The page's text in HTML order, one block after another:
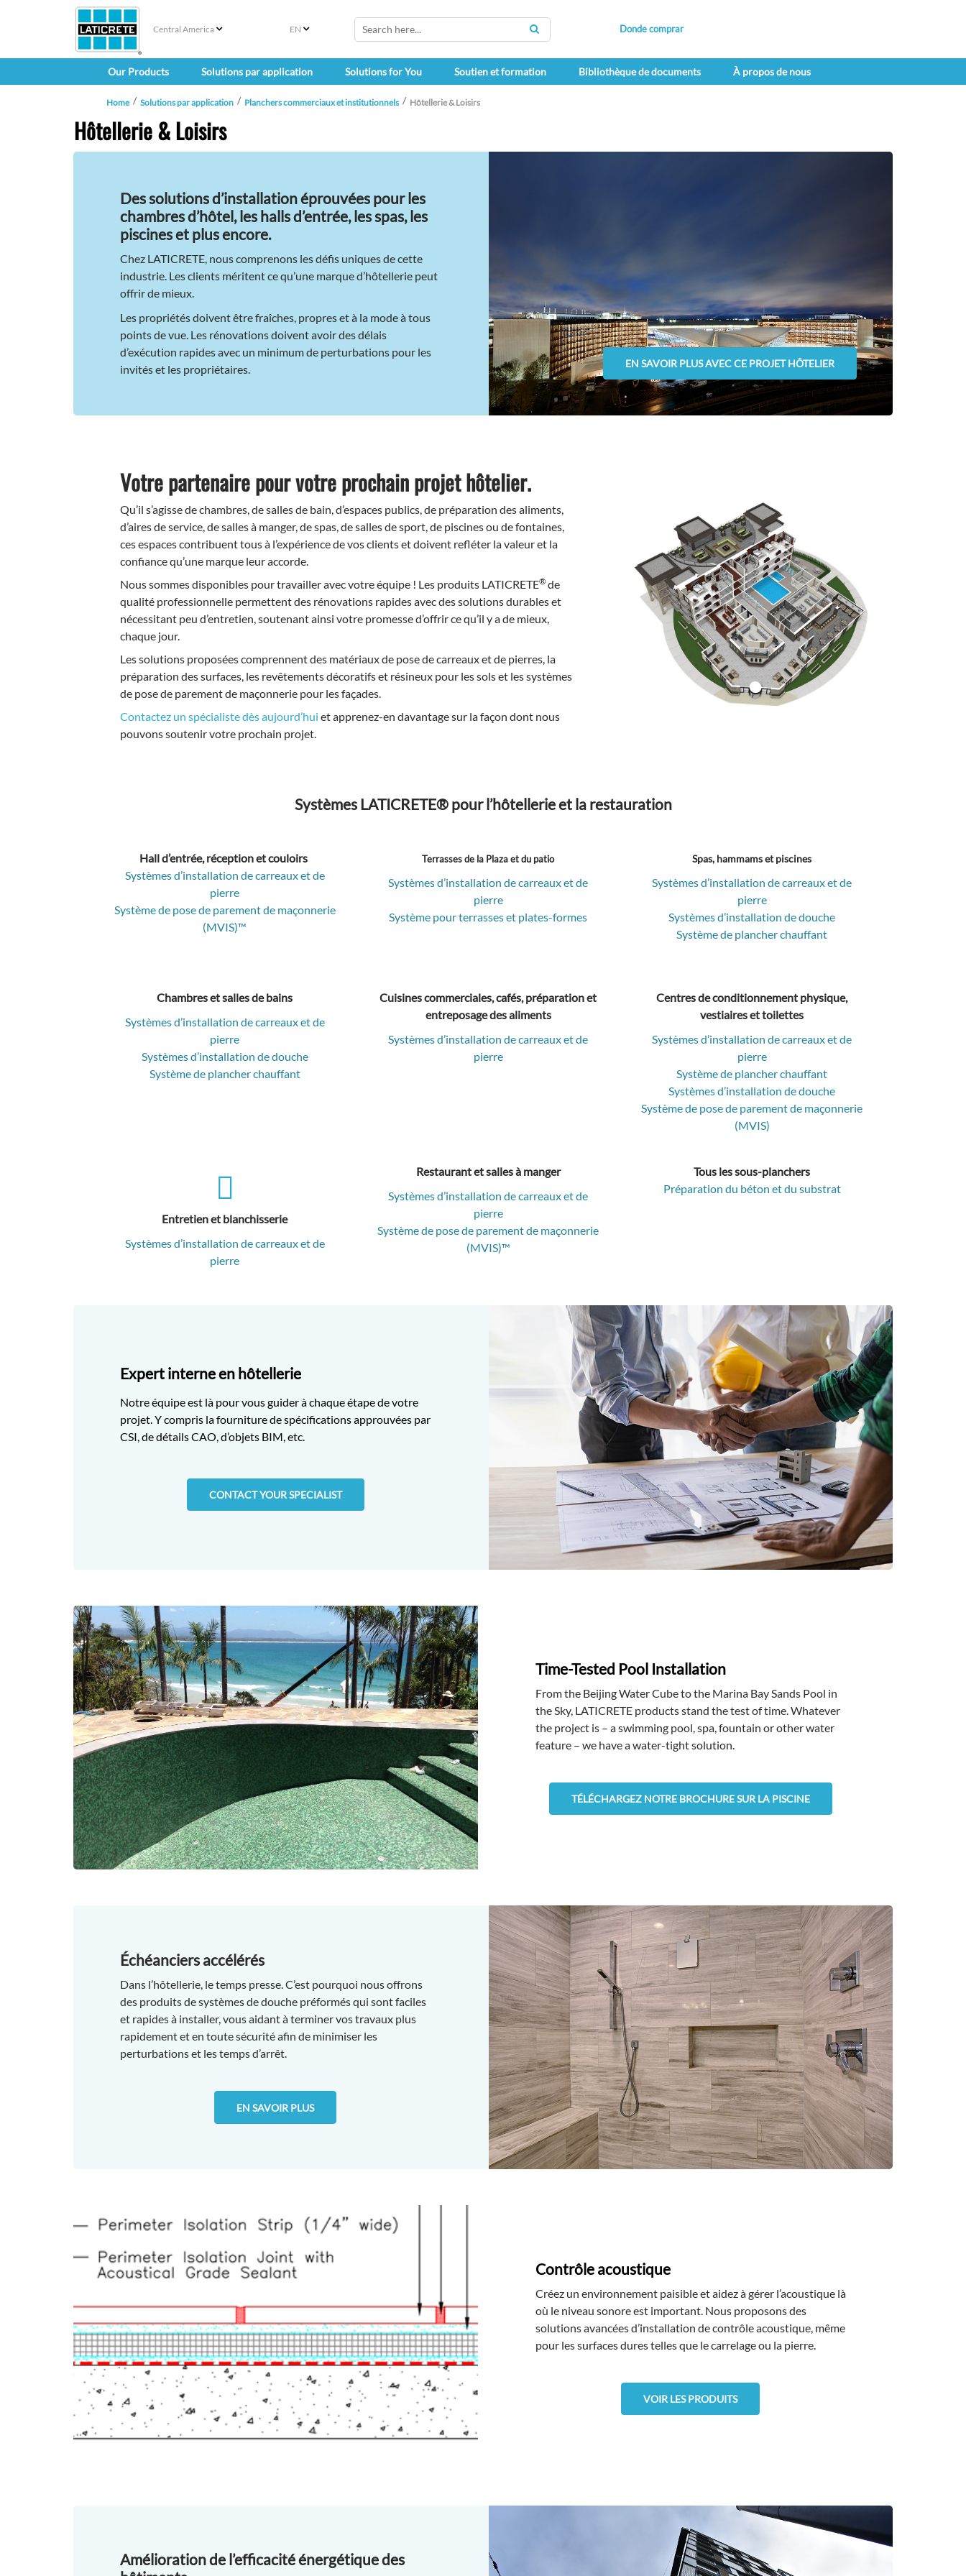
Central America EN
SEARCH
Donde comprar
Our Products Solutions par application Solutions for You Soutien et formation Bibliothèque de documents À propos de nous
Home Solutions par application Planchers commerciaux et institutionnels Hôtellerie & Loisirs
Hôtellerie & Loisirs
Des solutions d’installation éprouvées pour les
chambres d’hôtel, les halls d’entrée, les spas, les
piscines et plus encore.
Chez LATICRETE, nous comprenons les défis uniques de cette
industrie. Les clients méritent ce qu’une marque d’hôtellerie peut
offrir de mieux.
Les propriétés doivent être fraîches, propres et à la mode à tous
points de vue. Les rénovations doivent avoir des délais
d’exécution rapides avec un minimum de perturbations pour les
invités et les propriétaires.
EN SAVOIR PLUS AVEC CE PROJET HÔTELIER
Votre partenaire pour votre prochain projet hôtelier.
Qu’il s’agisse de chambres, de salles de bain, d’espaces publics, de préparation des aliments,
d’aires de service, de salles à manger, de spas, de salles de sport, de piscines ou de fontaines,
ces espaces contribuent tous à l’expérience de vos clients et doivent refléter la valeur et la
confiance qu’une marque leur accorde.
Nous sommes disponibles pour travailler avec votre équipe ! Les produits LATICRETE® de
qualité professionnelle permettent des rénovations rapides avec des solutions durables et
nécessitant peu d’entretien, soutenant ainsi votre promesse d’offrir ce qu’il y a de mieux,
chaque jour.
Les solutions proposées comprennent des matériaux de pose de carreaux et de pierres, la
préparation des surfaces, les revêtements décoratifs et résineux pour les sols et les systèmes
de pose de parement de maçonnerie pour les façades.
Contactez un spécialiste dès aujourd’hui et apprenez-en davantage sur la façon dont nous
pouvons soutenir votre prochain projet.
Systèmes LATICRETE® pour l’hôtellerie et la restauration
Hall d’entrée, réception et couloirs
Systèmes d’installation de carreaux et de
pierre
Système de pose de parement de maçonnerie
(MVIS)™
Terrasses de la Plaza et du patio
Systèmes d’installation de carreaux et de
pierre
Système pour terrasses et plates-formes
Spas, hammams et piscines
Systèmes d’installation de carreaux et de
pierre
Systèmes d’installation de douche
Système de plancher chauffant
Chambres et salles de bains
Systèmes d’installation de carreaux et de
pierre
Systèmes d’installation de douche
Système de plancher chauffant
Cuisines commerciales, cafés, préparation et
entreposage des aliments
Systèmes d’installation de carreaux et de
pierre
Centres de conditionnement physique,
vestiaires et toilettes
Systèmes d’installation de carreaux et de
pierre
Système de plancher chauffant
Systèmes d’installation de douche
Système de pose de parement de maçonnerie
(MVIS)
Entretien et blanchisserie
Systèmes d’installation de carreaux et de
pierre
Restaurant et salles à manger
Systèmes d’installation de carreaux et de
pierre
Système de pose de parement de maçonnerie
(MVIS)™
Tous les sous-planchers
Préparation du béton et du substrat
Expert interne en hôtellerie
Notre équipe est là pour vous guider à chaque étape de votre
projet. Y compris la fourniture de spécifications approuvées par
CSI, de détails CAO, d’objets BIM, etc.
CONTACT YOUR SPECIALIST
Time-Tested Pool Installation
From the Beijing Water Cube to the Marina Bay Sands Pool in
the Sky, LATICRETE products stand the test of time. Whatever
the project is – a swimming pool, spa, fountain or other water
feature – we have a water-tight solution.
TÉLÉCHARGEZ NOTRE BROCHURE SUR LA PISCINE
Échéanciers accélérés
Dans l’hôtellerie, le temps presse. C’est pourquoi nous offrons
des produits de systèmes de douche préformés qui sont faciles
et rapides à installer, vous aidant à terminer vos travaux plus
rapidement et en toute sécurité afin de minimiser les
perturbations et les temps d’arrêt.
EN SAVOIR PLUS
Contrôle acoustique
Créez un environnement paisible et aidez à gérer l’acoustique là
où le niveau sonore est important. Nous proposons des
solutions avancées d’installation de contrôle acoustique, même
pour les surfaces dures telles que le carrelage ou la pierre.
VOIR LES PRODUITS
Amélioration de l’efficacité énergétique des